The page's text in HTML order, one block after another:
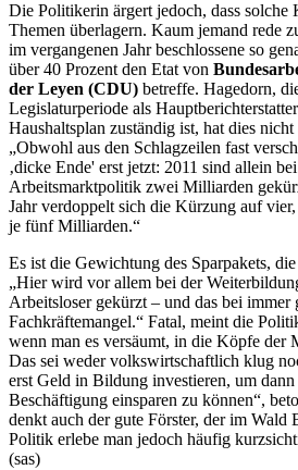
Die Politikerin ärgert jedoch, dass solche
Themen überlagern. Kaum jemand rede
im vergangenen Jahr beschlossene so
über 40 Prozent den Etat von
der Leyen (CDU) betreffe. Hagedorn,
Legislaturperiode als
Haushaltsplan zuständig ist, hat dies
„Obwohl aus den Schlagzeilen fast
‚dicke Ende' erst jetzt: 2011 sind allein
Arbeitsmarktpolitik zwei Milliarden
Jahr verdoppelt sich die Kürzung auf
je fünf Milliarden.“
Es ist die Gewichtung des Sparpakets,
„Hier wird vor allem bei der
Arbeitsloser gekürzt – und das bei immer
Fachkräftemangel.“ Fatal, meint die
wenn man es versäumt, in die Köpfe der
Das sei weder volkswirtschaftlich klug
erst Geld in Bildung investieren, um
Beschäftigung einsparen zu können“,
denkt auch der gute Förster, der im Wald
Politik erlebe man jedoch häufig
(sas)